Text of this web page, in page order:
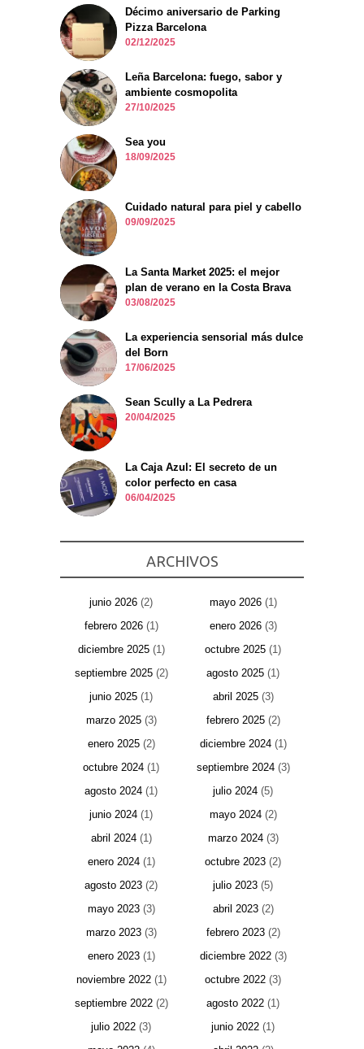
Décimo aniversario de Parking
Pizza Barcelona
02/12/2025
Leña Barcelona: fuego, sabor y
ambiente cosmopolita
27/10/2025
Sea you
18/09/2025
Cuidado natural para piel y cabello
09/09/2025
La Santa Market 2025: el mejor
plan de verano en la Costa Brava
03/08/2025
La experiencia sensorial más dulce
del Born
17/06/2025
Sean Scully a La Pedrera
20/04/2025
La Caja Azul: El secreto de un
color perfecto en casa
06/04/2025
ARCHIVOS
junio 2026 (2) mayo 2026(1)
febrero 2026(1) enero 2026(3)
diciembre 2025(1) octubre 2025 (1)
septiembre 2025(2) agosto 2025 (1)
junio 2025 (1) abril 2025(3)
marzo 2025(3) febrero 2025(2)
enero 2025(2) diciembre 2024(1)
octubre 2024 (1) septiembre 2024(3)
agosto 2024 (1) julio 2024 (5)
junio 2024 (1) mayo 2024(2)
abril 2024(1) marzo 2024(3)
enero 2024(1) octubre 2023 (2)
agosto 2023 (2) julio 2023 (5)
mayo 2023(3) abril 2023(2)
marzo 2023(3) febrero 2023(2)
enero 2023(1) diciembre 2022(3)
noviembre 2022(1) octubre 2022 (3)
septiembre 2022(2) agosto 2022 (1)
julio 2022 (3) junio 2022 (1)